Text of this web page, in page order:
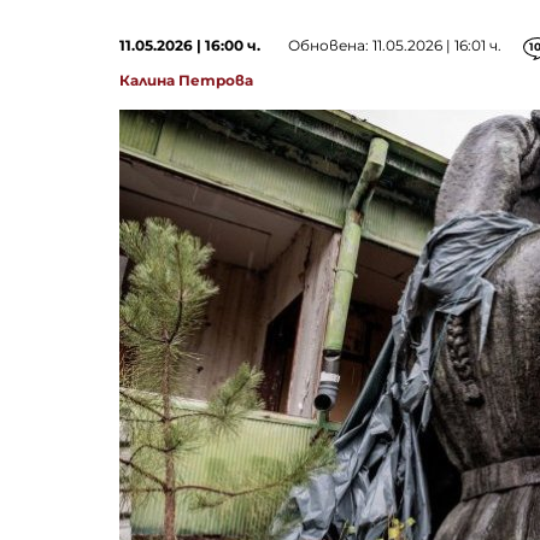
11.05.2026 | 16:00 ч. Обновена: 11.05.2026 | 16:01 ч.
Калина Петрова